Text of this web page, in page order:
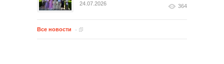
24.07.2026 364
Все новости